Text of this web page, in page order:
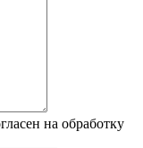
на обработку